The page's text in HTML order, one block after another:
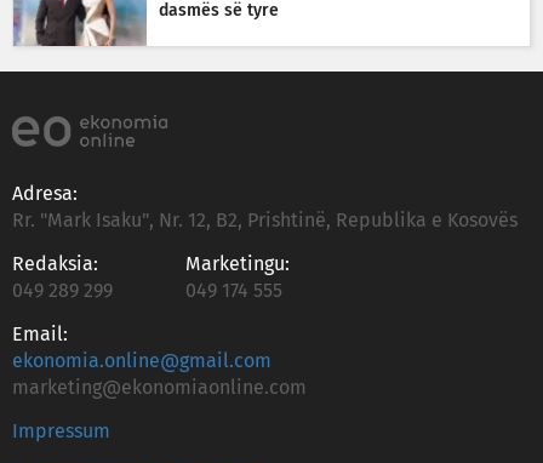
dasmës së tyre
Adresa:
Rr. "Mark Isaku", Nr. 12, B2, Prishtinë, Republika e Kosovës
Redaksia:
049 289 299
Marketingu:
049 174 555
Email:
ekonomia.online@gmail.com
marketing@ekonomiaonline.com
Impressum